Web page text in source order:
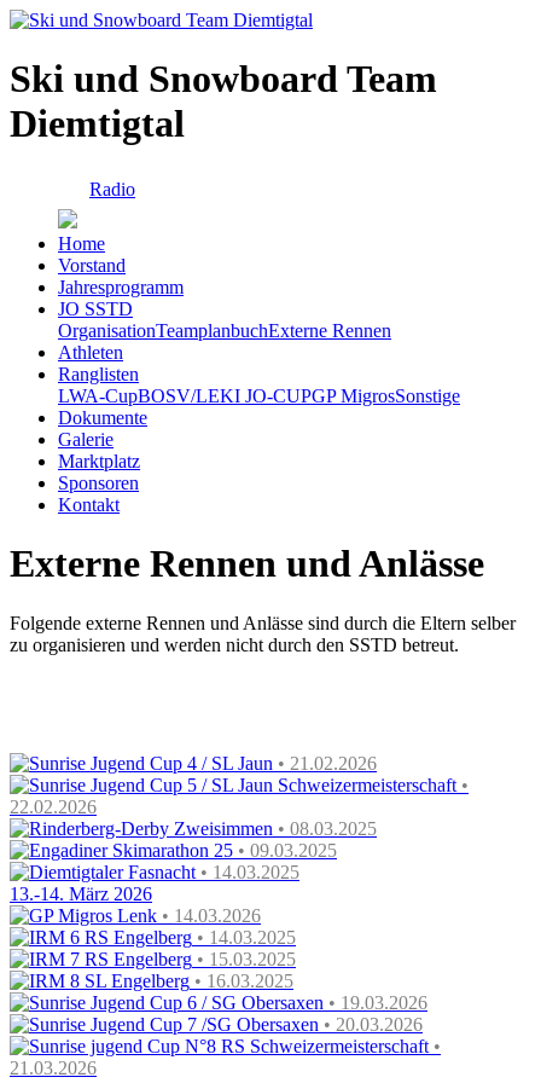
Ski und Snowboard Team
Diemtigtal
Radio
Home
Vorstand
Jahresprogramm
JO SSTD
OrganisationTeamplanbuchExterne Rennen
Athleten
Ranglisten
LWA-CupBOSV/LEKI JO-CUPGP MigrosSonstige
Dokumente
Galerie
Marktplatz
Sponsoren
Kontakt
Externe Rennen und Anlässe
Folgende externe Rennen und Anlässe sind durch die Eltern selber
zu organisieren und werden nicht durch den SSTD betreut.
Sunrise Jugend Cup 4 / SL Jaun • 21.02.2026
Sunrise Jugend Cup 5 / SL Jaun Schweizermeisterschaft •
22.02.2026
Rinderberg-Derby Zweisimmen • 08.03.2025
Engadiner Skimarathon 25 • 09.03.2025
Diemtigtaler Fasnacht • 14.03.2025
13.-14. März 2026
GP Migros Lenk • 14.03.2026
IRM 6 RS Engelberg • 14.03.2025
IRM 7 RS Engelberg • 15.03.2025
IRM 8 SL Engelberg • 16.03.2025
Sunrise Jugend Cup 6 / SG Obersaxen • 19.03.2026
Sunrise Jugend Cup 7 /SG Obersaxen • 20.03.2026
Sunrise jugend Cup N°8 RS Schweizermeisterschaft •
21.03.2026